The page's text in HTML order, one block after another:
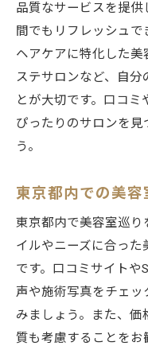
品質なサービスを提
間でもリフレッシュで
ヘアケアに特化した
ステサロンなど、自分
とが大切です。口コ
ぴったりのサロンを見
う。
東京都内での美
東京都内で美容室巡り
イルやニーズに合っ
です。口コミサイトや
声や施術写真をチェ
みましょう。また、価
質も考慮することをお